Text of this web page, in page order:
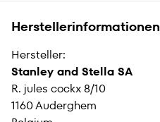
Herstellerinformationen
Hersteller:
Stanley and Stella SA
R. jules cockx 8/10
1160 Auderghem